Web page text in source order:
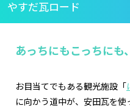
やすだ瓦ロード
あっちにもこっちにも
お目当てでもある観光施設「
に向かう道中が、安田瓦を使